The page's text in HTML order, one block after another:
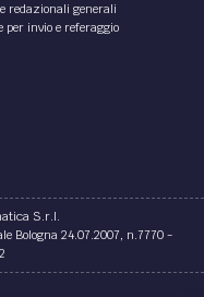
redazionali generali
per invio e referaggio
S.r.l.
Bologna 24.07.2007, n.7770 -